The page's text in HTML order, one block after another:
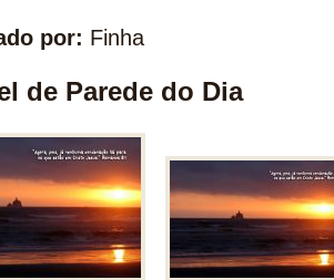
por: Finha
de Parede do Dia